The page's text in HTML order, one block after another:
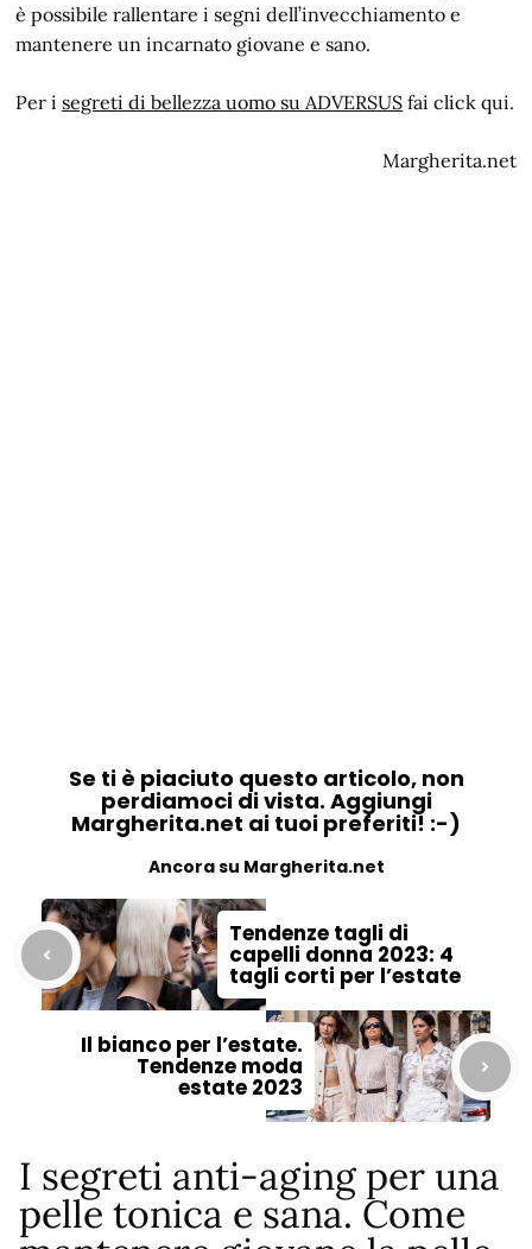
è possibile rallentare i segni dell’invecchiamento e
mantenere un incarnato giovane e sano.
Per isegreti di bellezza uomo su ADVERSUS fai click qui.
Margherita.net
Se ti è piaciuto questo articolo, non
perdiamoci di vista. Aggiungi
Margherita.net ai tuoi preferiti! :-)
Ancora su Margherita.net
Tendenze tagli di
capelli donna 2023: 4
tagli corti per l’estate
Il bianco per l’estate.
Tendenze moda
estate 2023
I segreti anti-aging per una
pelle tonica e sana. Come